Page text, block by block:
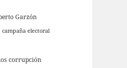
Garzón
campaña electoral
corrupción